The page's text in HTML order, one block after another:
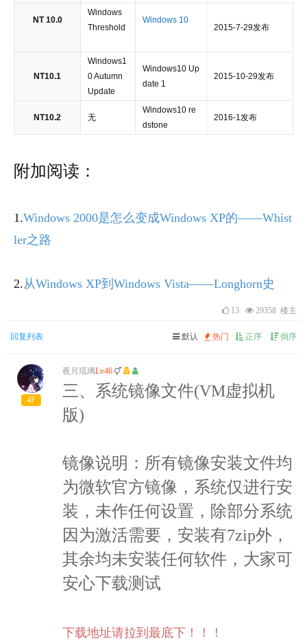
NT 10.0
Windows
Threshold
Windows 10
2015-7-29发布
NT10.1
Windows1
0 Autumn
Update
Windows10 Up
date 1
2015-10-29发布
NT10.2 无
Windows10 re
dstone
2016-1发布
附加阅读：
1.Windows 2000是怎么变成Windows XP的——Whist
ler之路
2.从Windows XP到Windows Vista——Longhorn史
13 29358 楼主
回复列表 默认 热门 正序 倒序
4F
夜月琉璃Lv46
三、 系统镜像文件(VM虚拟机
版)
镜像说明：所有镜像安装文件均
为微软官方镜像，系统仅进行安
装，未作任何设置，除部分系统
因为激活需要，安装有7zip外，
其余均未安装任何软件，大家可
安心下载测试
下载地址请拉到最底下！！！